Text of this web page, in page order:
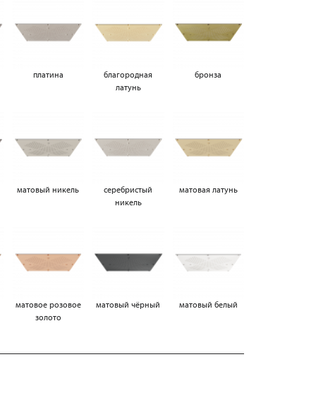
платина
благородная
латунь
бронза
матовый никель
серебристый
никель
матовая латунь
матовое розовое
золото
матовый чёрный матовый белый